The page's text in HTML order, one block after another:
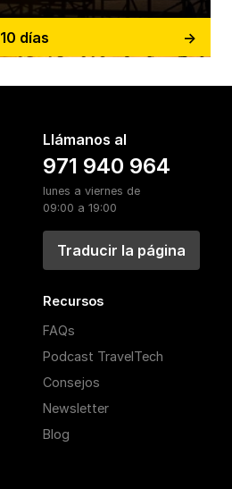
10 días
Llámanos al
971 940 964
lunes a viernes de
09:00 a 19:00
Traducir la página
Recursos
FAQs
Podcast TravelTech
Consejos
Newsletter
Blog